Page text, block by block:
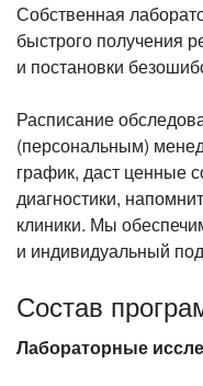
Собственная
быстрого получения
и постановки
Расписание
(персональным)
график, даст ценные
диагностики,
клиники. Мы
и индивидуальный
Состав
Лабораторные